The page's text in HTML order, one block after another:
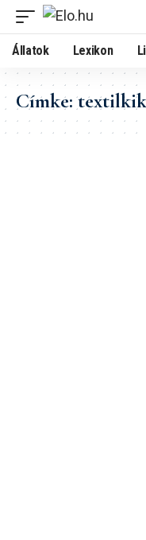
Állatok Lexikon
Címke: